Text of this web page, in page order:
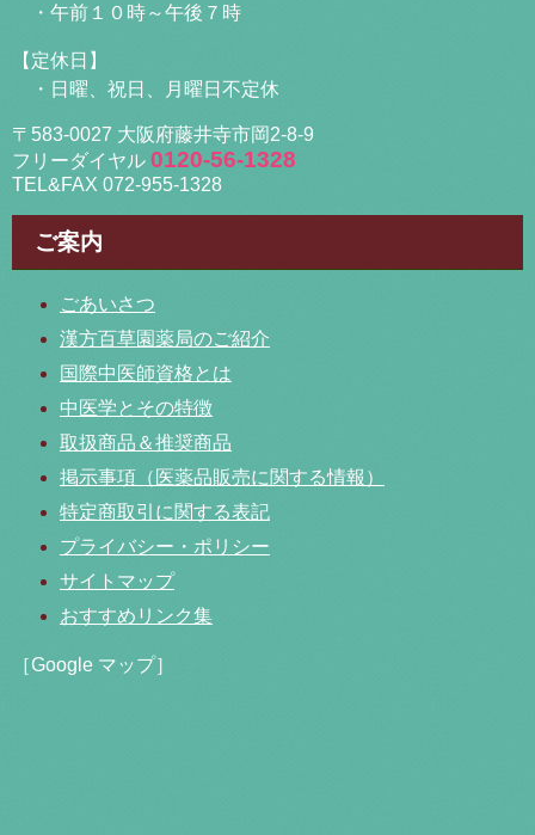
・午前１０時～午後７時
【定休日】
・日曜、祝日、月曜日不定休
〒583-0027 大阪府藤井寺市岡2-8-9
フリーダイヤル 0120-56-1328
TEL&FAX 072-955-1328
ご案内
ごあいさつ
漢方百草園薬局のご紹介
国際中医師資格とは
中医学とその特徴
取扱商品＆推奨商品
掲示事項（医薬品販売に関する情報）
特定商取引に関する表記
プライバシー・ポリシー
サイトマップ
おすすめリンク集
［Google マップ］